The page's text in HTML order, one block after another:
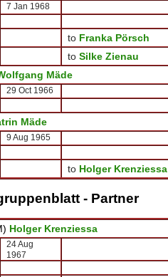
7 Jan 1968
to Franka Pörsch
to Silke Zienau
Mäde
29 Oct 1966
Mäde
9 Aug 1965
to Holger Krenziessa
- Partner
) Holger Krenziessa
24 Aug
1967